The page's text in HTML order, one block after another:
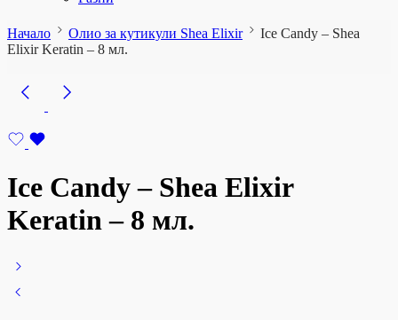
Начало Олио за кутикули Shea Elixir
Ice Candy – Shea
Elixir Keratin – 8 мл.
Ice Candy – Shea Elixir
Keratin – 8 мл.